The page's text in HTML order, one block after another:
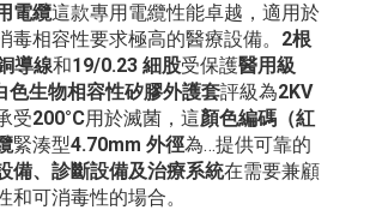
電纜這款專用電纜性能卓越，適用於
毒相容性要求極高的醫療設備。 2根
導線和19/0.23 細股受保護醫用級
色生物相容性矽膠外護套評級為2KV
受200°C用於滅菌，這顏色編碼（紅
緊湊型4.70mm 外徑為…提供可靠的
備、診斷設備及治療系統在需要兼顧
和可消毒性的場合。